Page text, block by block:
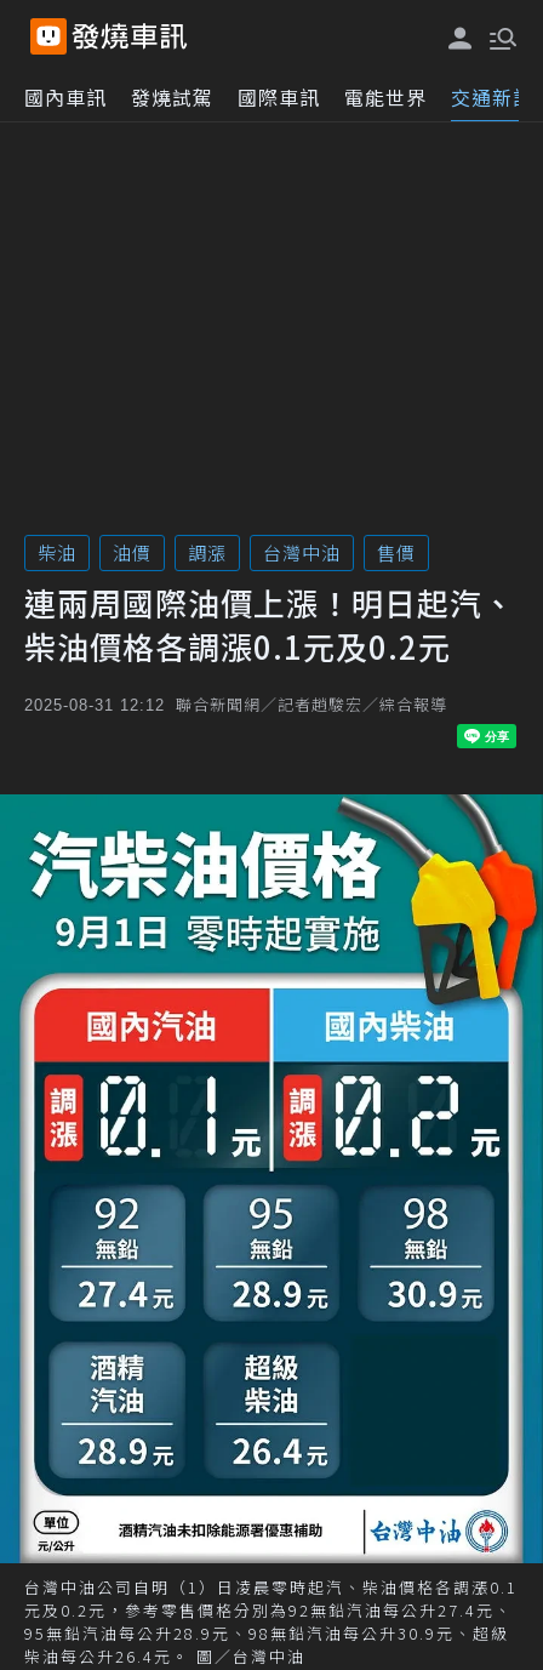
國內車訊 發燒試駕 國際車訊 電能世界 交通新訊
柴油 油價 調漲 台灣中油 售價
連兩周國際油價上漲！明日起汽、
柴油價格各調漲0.1元及0.2元
2025-08-31 12:12 聯合新聞網／記者趙駿宏／綜合報導
台灣中油公司自明（1）日凌晨零時起汽、柴油價格各調漲0.1
元及0.2元，參考零售價格分別為92無鉛汽油每公升27.4元、
95無鉛汽油每公升28.9元、98無鉛汽油每公升30.9元、超級
柴油每公升26.4元。 圖／台灣中油